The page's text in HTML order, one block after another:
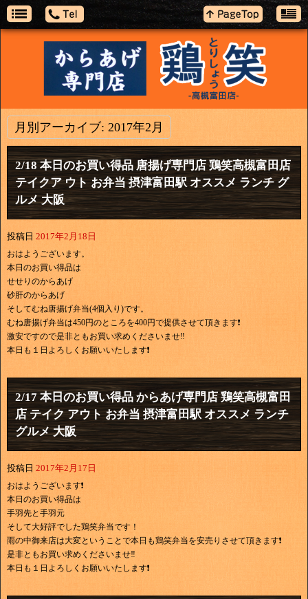
月別アーカイブ: 2017年2月
2/18 本日のお買い得品 唐揚げ専門店 鶏笑高槻富田店
テイクア ウト お弁当 摂津富田駅 オススメ ランチ グ
ルメ 大阪
投稿日 2017年2月18日
おはようございます。
本日のお買い得品は
せせりのからあげ
砂肝のからあげ
そしてむね唐揚げ弁当(4個入り)です。
むね唐揚げ弁当は450円のところを400円で提供させて頂きます❗
激安ですので是非ともお買い求めくださいませ‼
本日も１日よろしくお願いいたします❗
2/17 本日のお買い得品 からあげ専門店 鶏笑高槻富田
店 テイク アウト お弁当 摂津富田駅 オススメ ランチ
グルメ 大阪
投稿日 2017年2月17日
おはようございます❗
本日のお買い得品は
手羽先と手羽元
そして大好評でした鶏笑弁当です！
雨の中御来店は大変ということで本日も鶏笑弁当を安売りさせて頂きます❗
是非ともお買い求めくださいませ‼
本日も１日よろしくお願いいたします❗